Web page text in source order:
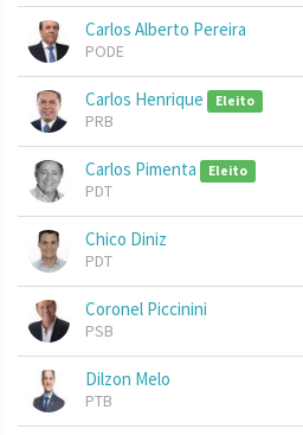
Carlos Alberto Pereira
PODE
Carlos Henrique Eleito
PRB
Carlos Pimenta Eleito
PDT
Chico Diniz
PDT
Coronel Piccinini
PSB
Dilzon Melo
PTB